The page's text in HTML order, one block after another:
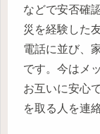
などで安否確
災を経験した
電話に並び、
です。今はメ
お互いに安心
を取る人を連